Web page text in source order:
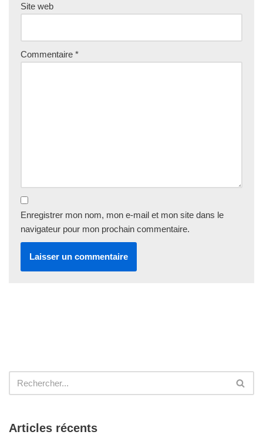
Site web
Commentaire *
Enregistrer mon nom, mon e-mail et mon site dans le
navigateur pour mon prochain commentaire.
Articles récents